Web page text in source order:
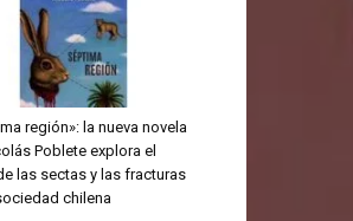
región»: la nueva novela
Poblete explora el
las sectas y las fracturas
chilena